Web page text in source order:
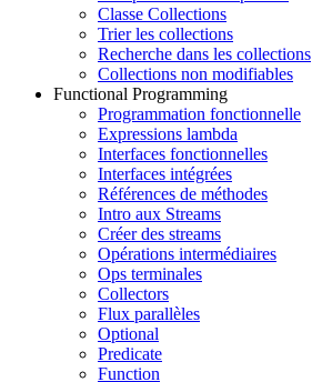
Classe Collections
Trier les collections
Recherche dans les collections
Collections non modifiables
Functional Programming
Programmation fonctionnelle
Expressions lambda
Interfaces fonctionnelles
Interfaces intégrées
Références de méthodes
Intro aux Streams
Créer des streams
Opérations intermédiaires
Ops terminales
Collectors
Flux parallèles
Optional
Predicate
Function